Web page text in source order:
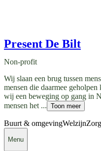
Present De Bilt
Non-profit
Wij slaan een brug tussen
mensen die daarmee
wij een beweging op gang in
mensen het ... Toon meer
Buurt & omgevingWelzijnZorg
Menu